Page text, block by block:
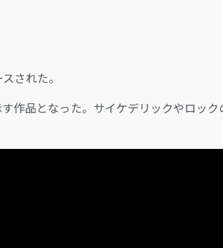
された。
作品となった。サイケデリックやロック